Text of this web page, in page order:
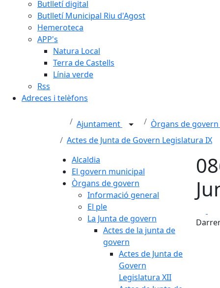
Butlletí digital
Butlletí Municipal Riu d'Agost
Hemeroteca
APP's
Natura Local
Terra de Castells
Línia verde
Rss
Adreces i telèfons
Ajuntament Òrgans de govern
Actes de Junta de Govern Legislatura IX
Alcaldia
El govern municipal
Òrgans de govern
Informació general
El ple
La Junta de govern
Actes de la junta de
govern
Actes de Junta de
Govern
Legislatura XII